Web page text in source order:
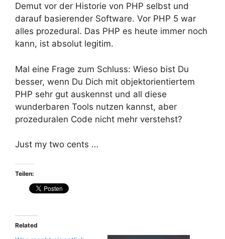
Demut vor der Historie von PHP selbst und
darauf basierender Software. Vor PHP 5 war
alles prozedural. Das PHP es heute immer noch
kann, ist absolut legitim.
Mal eine Frage zum Schluss: Wieso bist Du
besser, wenn Du Dich mit objektorientiertem
PHP sehr gut auskennst und all diese
wunderbaren Tools nutzen kannst, aber
prozeduralen Code nicht mehr verstehst?
Just my two cents …
Teilen:
Related